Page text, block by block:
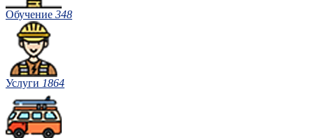
Обучение 348
Услуги 1864